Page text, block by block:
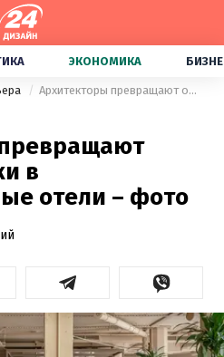
ЭКОНОМИКА
Архитекторы превращают офисные блоки в фешенебельные отели – фото
в
отели – фото